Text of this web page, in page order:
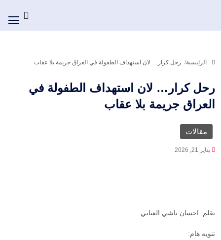
الرئيسية رحل كرار… لان استهداف الطفولة في العراق جريمة بلا عقاب
رحل كرار… لان استهداف الطفولة في
العراق جريمة بلا عقاب
مقالات
يناير 21, 2026
بقلم: احسان باشي العتابي
تنويه هام: